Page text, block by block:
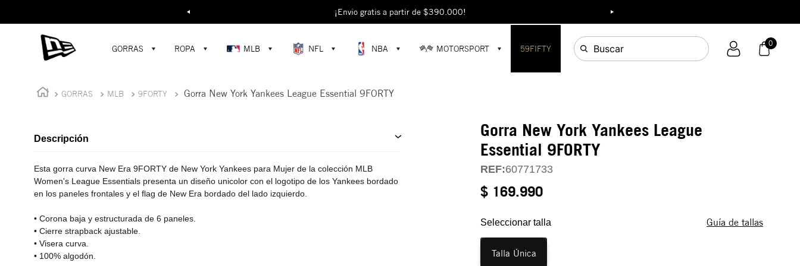
Buscar... ¡Envío gratis a partir de $390.000!
¡Descubre colecciones exclusivas en la tienda oficial de New Era en Colombia!
GORRAS ROPA MLB NFL NBA MOTORSPORT 59FIFTY Buscar 0
GORRAS MLB 9FORTY Gorra New York Yankees League Essential 9FORTY
Descripción
Esta gorra curva New Era 9FORTY de New York Yankees para Mujer de la colección MLB
Women's League Essentials presenta un diseño unicolor con el logotipo de los Yankees bordado
en los paneles frontales y el flag de New Era bordado del lado izquierdo.
• Corona baja y estructurada de 6 paneles.
• Cierre strapback ajustable.
• Visera curva.
• 100% algodón.
Gorra New York Yankees League
Essential 9FORTY
REF:60771733
$ 169.990
Seleccionar talla Guía de tallas
Talla Única